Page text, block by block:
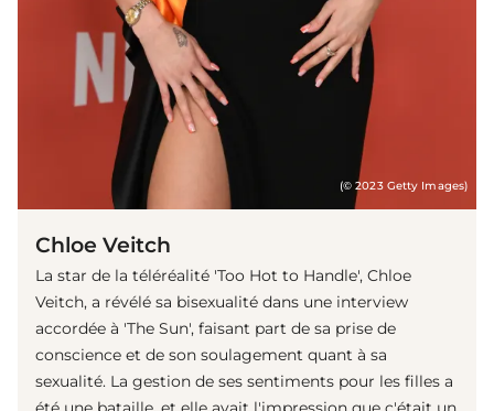
(© 2023 Getty Images)
Chloe Veitch
La star de la téléréalité 'Too Hot to Handle', Chloe
Veitch, a révélé sa bisexualité dans une interview
accordée à 'The Sun', faisant part de sa prise de
conscience et de son soulagement quant à sa
sexualité. La gestion de ses sentiments pour les filles a